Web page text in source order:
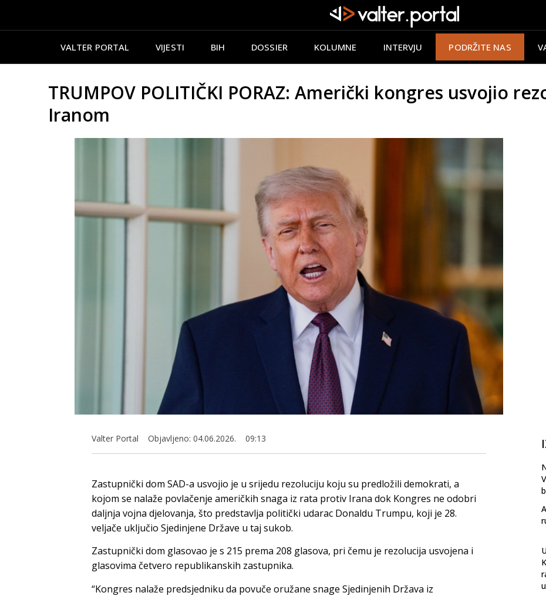
VALTER PORTAL VIJESTI BIH DOSSIER KOLUMNE INTERVJU PODRŽITE NAS
TRUMPOV POLITIČKI PORAZ: Američki kongres usvojio
Iranom
Valter Portal Objavljeno: 04.06.2026. 09:13
Zastupnički dom SAD-a usvojio je u srijedu rezoluciju koju su predložili demokrati, a
kojom se nalaže povlačenje američkih snaga iz rata protiv Irana dok Kongres ne odobri
daljnja vojna djelovanja, što predstavlja politički udarac Donaldu Trumpu, koji je 28.
veljače uključio Sjedinjene Države u taj sukob.
Zastupnički dom glasovao je s 215 prema 208 glasova, pri čemu je rezolucija usvojena i
glasovima četvero republikanskih zastupnika.
“Kongres nalaže predsjedniku da povuče oružane snage Sjedinjenih Država iz